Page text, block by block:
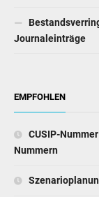
Journaleinträge
EMPFOHLEN
CUSIP-
Nummern